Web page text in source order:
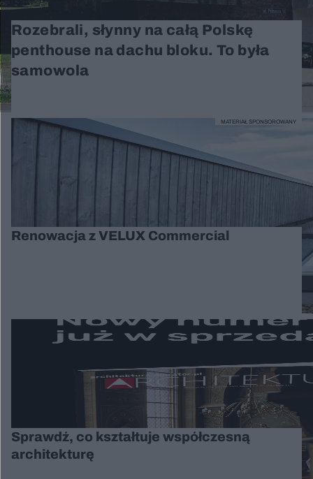
Rozebrali, słynny na całą Polskę
penthouse na dachu bloku. To była
samowola
Renowacja z VELUX Commercial
MATERIAŁ SPONSOROWANY
Sprawdź, co kształtuje współczesną
architekturę